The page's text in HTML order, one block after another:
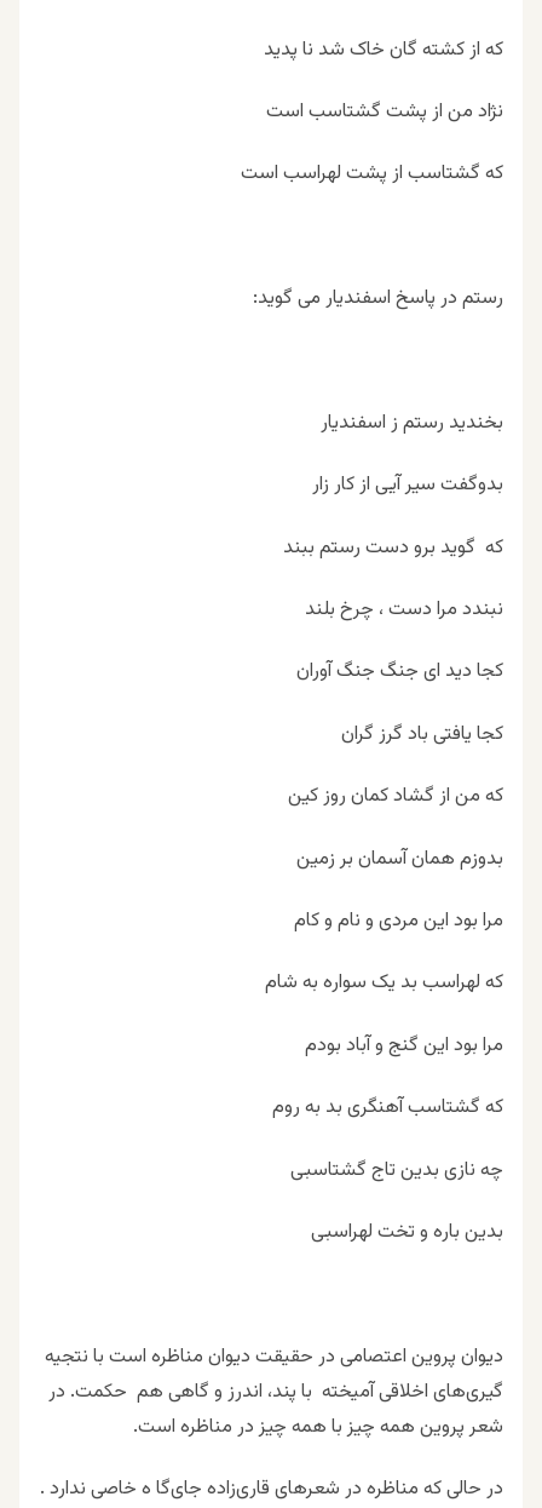
که از کشته گان خاک شد نا پدید
نژاد من از پشت گشتاسب است
که گشتاسب از پشت لهراسب است
رستم در پاسخ اسفندیار می گوید:
بخندید رستم ز اسفندیار
بدوگفت سیر آیی از کار زار
که گوید برو دست رستم ببند
نبندد مرا دست ، چرخ بلند
کجا دید ای جنگ جنگ آوران
کجا یافتی باد گرز گران
که من از گشاد کمان روز کین
بدوزم همان آسمان بر زمین
مرا بود این مردی و نام و کام
که لهراسب بد یک سواره به شام
مرا بود این گنج و آباد بودم
که گشتاسب آهنگری بد به روم
چه نازی بدین تاج گشتاسبی
بدین باره و تخت لهراسبی
دیوان پروین اعتصامی در حقیقت دیوان مناظره است با نتجیه
گیری‌های اخلاقی آمیخته با پند، اندرز و گاهی هم حکمت. در
شعر پروین همه چیز با همه چیز در مناظره است.
در حالی که مناظره در شعرهای قاری‌زاده جای‌گا ه خاصی ندارد .